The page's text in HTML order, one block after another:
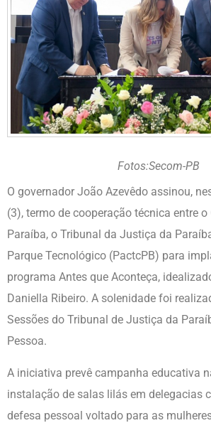
Fotos:Secom-PB
O governador João Azevêdo assinou,
(3), termo de cooperação técnica entre o
Paraíba, o Tribunal da Justiça da
Parque Tecnológico (PactcPB) para
programa Antes que Aconteça,
Daniella Ribeiro. A solenidade foi
Sessões do Tribunal de Justiça da
Pessoa.
A iniciativa prevê campanha educativa
instalação de salas lilás em delegacias
defesa pessoal voltado para as